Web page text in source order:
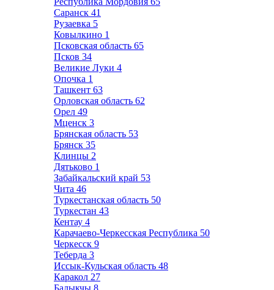
Саранск 41
Рузаевка 5
Ковылкино 1
Псковская область 65
Псков 34
Великие Луки 4
Опочка 1
Ташкент 63
Орловская область 62
Орел 49
Мценск 3
Брянская область 53
Брянск 35
Клинцы 2
Дятьково 1
Забайкальский край 53
Чита 46
Туркестанская область 50
Туркестан 43
Кентау 4
Карачаево-Черкесская Республика 50
Черкесск 9
Теберда 3
Иссык-Кульская область 48
Каракол 27
Балыкчы 8